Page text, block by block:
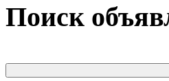
Поиск